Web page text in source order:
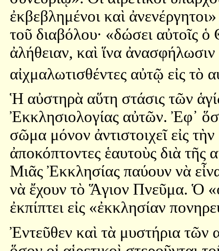
ἐκβεβλημένοι καὶ
τοῦ διαβόλου· «δώσει αὐτοῖς
ἀλήθειαν, καὶ ἵνα
αἰχμαλωτισθέντες αὐτῷ εἰς
Ἡ αὐστηρὰ αὕτη στάσις τῶν
Ἐκκλησιολογίας αὐτῶν. Ἐφ᾿
σῶμα μόνον ἀντιστοιχεῖ εἰς
ἀποκόπτοντες ἑαυτοὺς διὰ τῆς
Μιᾶς Ἐκκλησίας παύουν νὰ
νὰ ἔχουν τὸ Ἅγιον Πνεῦμα. Ὁ
ἐκπίπτει εἰς «ἐκκλησίαν
Ἐντεῦθεν καὶ τὰ μυστήρια τῶν